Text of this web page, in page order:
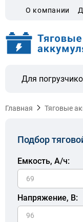
О компании
Для
Главная Тяговые
Подбор
Емкость, A/ч:
Напряжение, В: